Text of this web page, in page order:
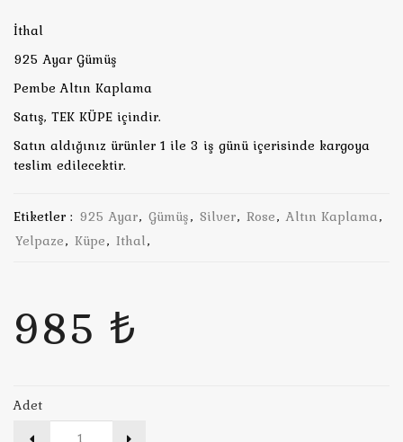
İthal
925 Ayar Gümüş
Pembe Altın Kaplama
Satış, TEK KÜPE içindir.
Satın aldığınız ürünler 1 ile 3 iş günü içerisinde kargoya
teslim edilecektir.
Etiketler : 925 Ayar, Gümüş, Silver, Rose, Altın Kaplama,
Yelpaze, Küpe, Ithal,
985 ₺
Adet